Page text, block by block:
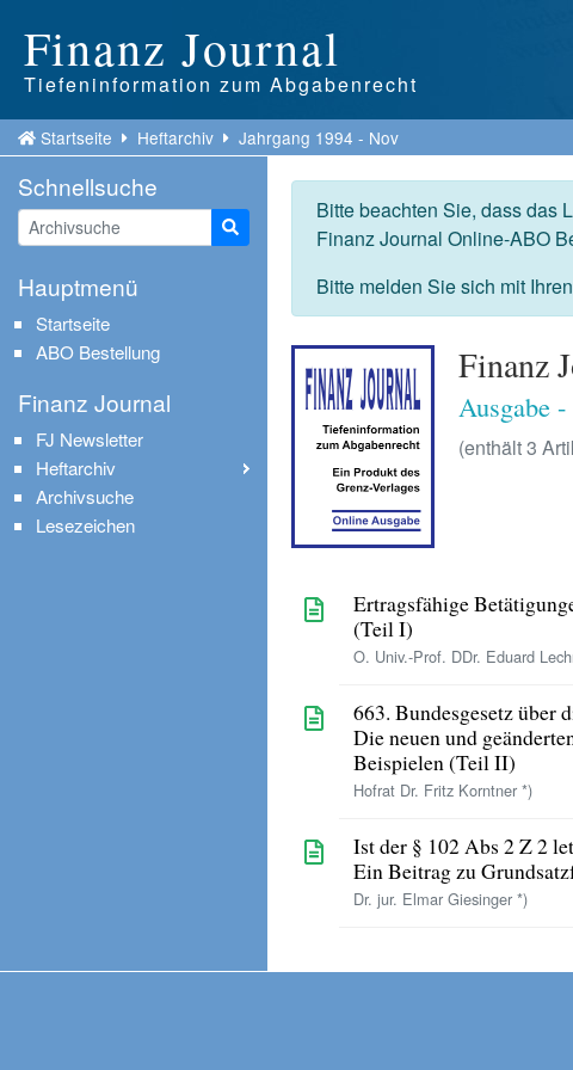
Finanz Journal
Tiefeninformation zum Abgabenrecht
Startseite Heftarchiv Jahrgang 1994 - Nov
Bitte beachten Sie, dass das
Finanz Journal Online-ABO
Bitte melden Sie sich mit
Finanz
Ausgabe
(enthält 3
Ertragsfähige
(Teil I)
O. Univ.-Prof. DDr. Eduard
663. Bundesgesetz über
Die neuen und
Beispielen (Teil II)
Hofrat Dr. Fritz Korntner *)
Ist der § 102 Abs 2 Z 2
Ein Beitrag zu
Dr. jur. Elmar Giesinger *)
Schnellsuche
Suche starten
Hauptmenü
Startseite
ABO Bestellung
Finanz Journal
FJ Newsletter
Heftarchiv
Archivsuche
Lesezeichen